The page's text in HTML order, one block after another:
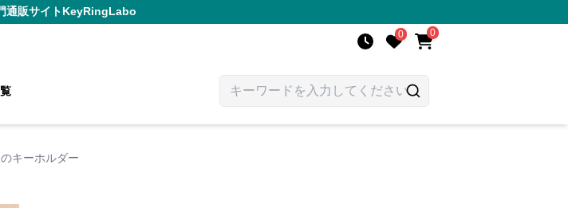
通販サイトKeyRingLabo
0 0
キーホルダー